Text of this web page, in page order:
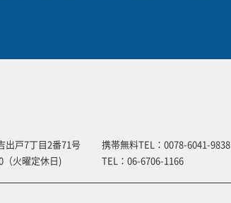
出戸7丁目2番71号
（火曜定休日)
携帯無料TEL： 0078-6041-9838
TEL： 06-6706-1166